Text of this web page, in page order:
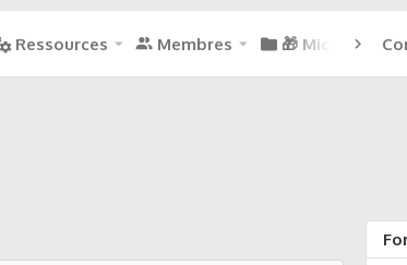
Ressources Membres 🎁 Micoins : 0